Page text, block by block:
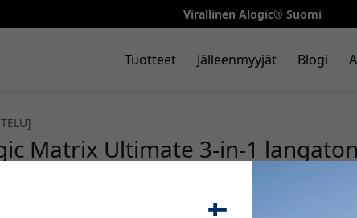
Virallinen Alogic® Suomi
Tuotteet Jälleenmyyjät Blogi
Matrix Ultimate 3-in-1